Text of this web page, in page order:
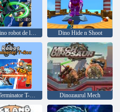
Joacă dino robot de luptă război Dino Hide n Shoot
Robot Terminator T-Rex Dinozaurul Mech